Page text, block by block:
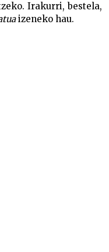
Irakurri, bestela,
izeneko hau.